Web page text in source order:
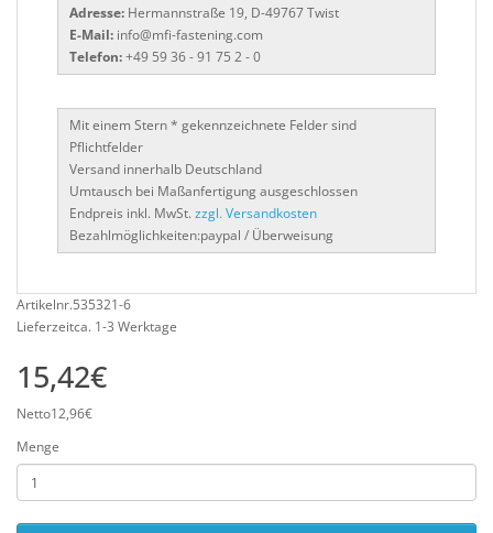
Adresse: Hermannstraße 19, D-49767 Twist
E-Mail: info@mfi-fastening.com
Telefon:+49 59 36 - 91 75 2 - 0
Mit einem Stern * gekennzeichnete Felder sind
Pflichtfelder
Versand innerhalb Deutschland
Umtausch bei Maßanfertigung ausgeschlossen
Endpreis inkl. MwSt. zzgl. Versandkosten
Bezahlmöglichkeiten:paypal / Überweisung
Artikelnr.535321-6
Lieferzeitca. 1-3 Werktage
15,42€
Netto12,96€
Menge